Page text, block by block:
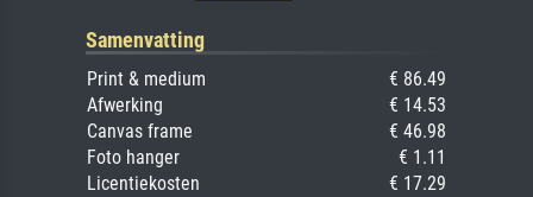
Samenvatting
Print & medium
€ 86.49
Afwerking
€ 14.53
Canvas frame
€ 46.98
Foto hanger
€ 1.11
Licentiekosten
€ 17.29